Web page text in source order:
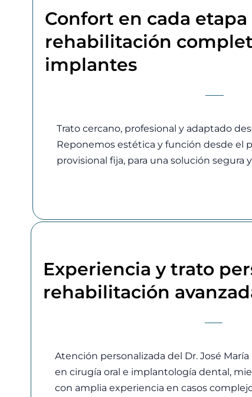
Confort en cada
rehabilitación
implantes
Trato cercano, profesional y adaptado
Reponemos estética y función desde el
provisional fija, para una solución segura
Experiencia y trato
rehabilitación
Atención personalizada del Dr. José
en cirugía oral e implantología dental,
con amplia experiencia en casos